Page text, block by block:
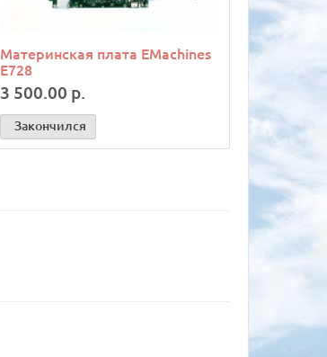
Материнская плата EMachines
E728
3 500.00 р.
Закончился